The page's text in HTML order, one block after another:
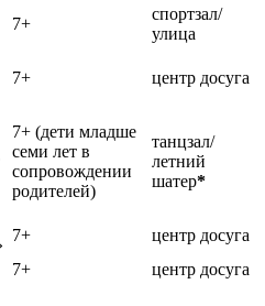
7+
спортзал/
улица
7+ центр досуга
7+ (дети младше
семи лет в
сопровождении
родителей)
танцзал/
летний
шатер*
7+
центр досуга
7+ центр досуга